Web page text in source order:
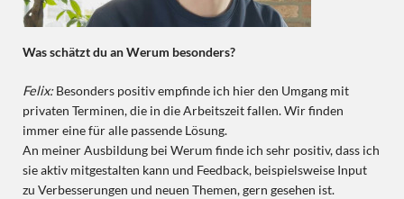
Was schätzt du an Werum besonders?
Felix:Besonders positiv empfinde ich hier den Umgang mit
privaten Terminen, die in die Arbeitszeit fallen. Wir finden
immer eine für alle passende Lösung.
An meiner Ausbildung bei Werum finde ich sehr positiv, dass ich
sie aktiv mitgestalten kann und Feedback, beispielsweise Input
zu Verbesserungen und neuen Themen, gern gesehen ist.